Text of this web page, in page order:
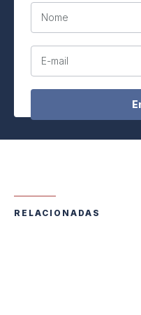
Nome
E-mail
RELACIONADAS